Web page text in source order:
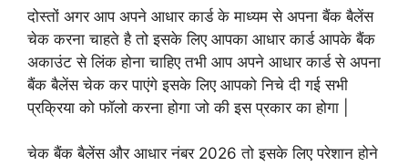
दोस्तों अगर आप अपने आधार कार्ड के माध्यम से अपना बैंक बैलेंस
चेक करना चाहते है तो इसके लिए आपका आधार कार्ड आपके बैंक
अकाउंट से लिंक होना चाहिए तभी आप अपने आधार कार्ड से अपना
बैंक बैलेंस चेक कर पाएंगे इसके लिए आपको निचे दी गई सभी
प्रक्रिया को फॉलो करना होगा जो की इस प्रकार का होगा |
चेक बैंक बैलेंस और आधार नंबर 2026 तो इसके लिए परेशान होने